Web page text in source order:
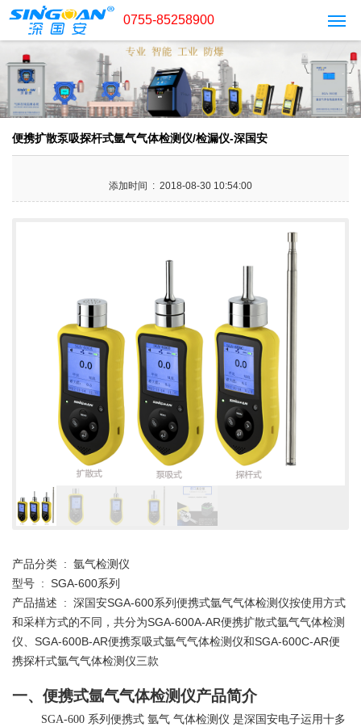
0755-85258900
便携扩散泵吸探杆式氩气气体检测仪/检漏仪-深国安
添加时间 : 2018-08-30 10:54:00
产品分类 : 氩气检测仪
型号 : SGA-600系列
产品描述 : 深国安SGA-600系列便携式氩气气体检测仪按使用方式
和采样方式的不同，共分为SGA-600A-AR便携扩散式氩气气体检测
仪、SGA-600B-AR便携泵吸式氩气气体检测仪和SGA-600C-AR便
携探杆式氩气气体检测仪三款
一、便携式氩气气体检测仪产品简介
SGA-600 系列便携式 氩气 气体检测仪 是深国安电子运用十多